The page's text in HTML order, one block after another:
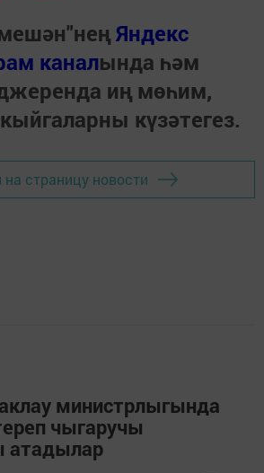
Яндекс
каналында һәм
иң мөһим,
күзәтегез.
на страницу новости
министрлыгында
чыгаручы
атадылар